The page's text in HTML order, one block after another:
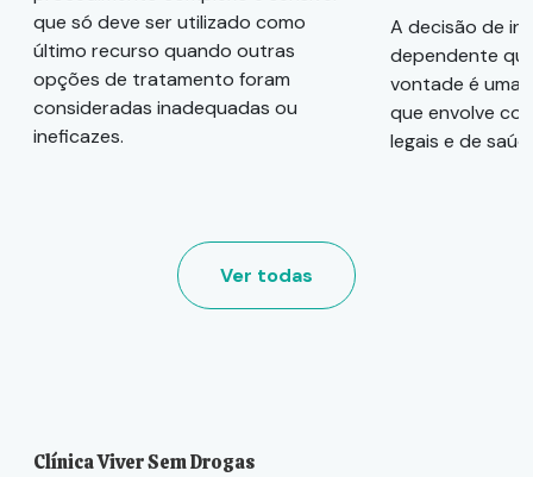
que só deve ser utilizado como
último recurso quando outras
opções de tratamento foram
consideradas inadequadas ou
ineficazes.
A decisão de
dependente
vontade é uma
que envolve
legais e de
Ver todas
Clínica Viver Sem Drogas